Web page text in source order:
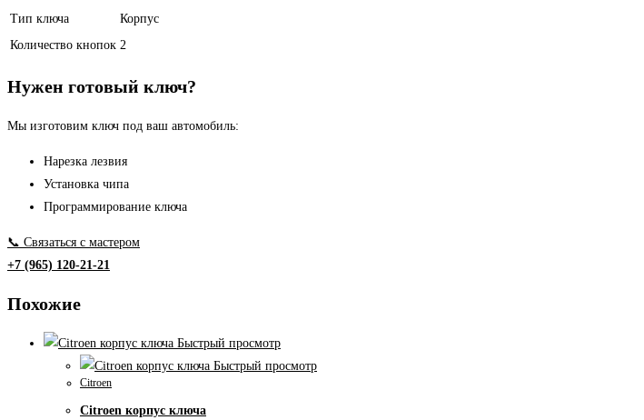
Тип ключа
Корпус
Количество кнопок 2
Нужен готовый ключ?
Мы изготовим ключ под ваш автомобиль:
Нарезка лезвия
Установка чипа
Программирование ключа
📞 Связаться с мастером
+7 (965) 120-21-21
Похожие
Быстрый просмотр
Быстрый просмотр
Citroen
Citroen корпус ключа